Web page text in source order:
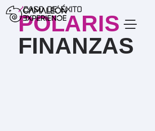
/CASO DE ÉXITO
POLARIS
FINANZAS